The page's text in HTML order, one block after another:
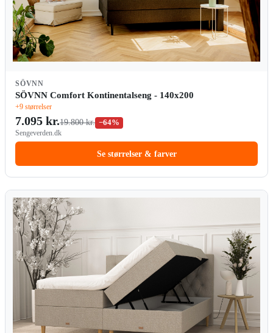
SÖVNN
SÖVNN Comfort Kontinentalseng - 140x200
+9 størrelser
7.095 kr.19.800 kr. −64%
Sengeverden.dk
Se størrelser & farver